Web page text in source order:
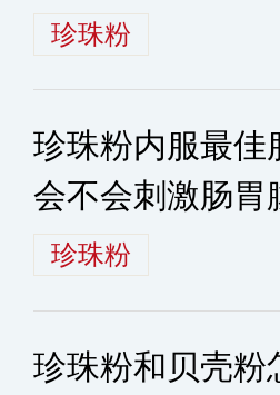
珍珠粉
珍珠粉内服最佳
会不会刺激肠胃
珍珠粉
珍珠粉和贝壳粉